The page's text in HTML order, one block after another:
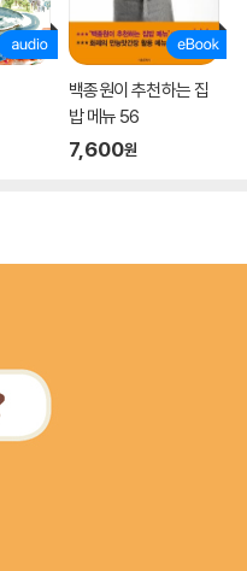
백종원이 추천하는 집
밥 메뉴 56
7,600원